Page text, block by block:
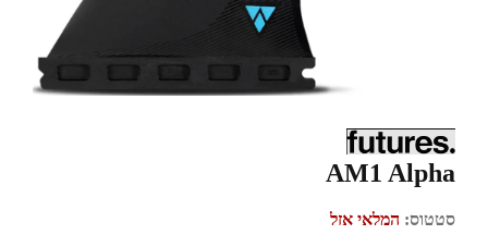
AM1 Alpha
סטטוס: המלאי אזל